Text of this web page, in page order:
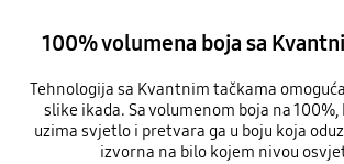
100% volumena boja sa
Tehnologija sa Kvantnim tačkama
slike ikada. Sa volumenom boja na
uzima svjetlo i pretvara ga u boju koja
izvorna na bilo kojem nivou